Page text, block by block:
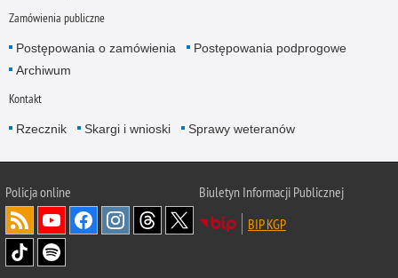
Zamówienia publiczne
Postępowania o zamówienia
Postępowania podprogowe
Archiwum
Kontakt
Rzecznik Skargi i wnioski Sprawy weteranów
Policjaonline
Biuletyn Informacji Publicznej
BIP KGP